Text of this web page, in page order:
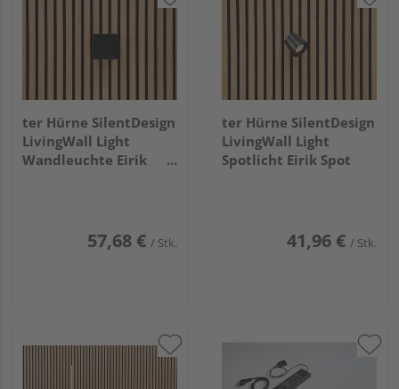
ter Hürne SilentDesign
LivingWall Light
Wandleuchte Eirik
57,68 € / Stk.
ter Hürne SilentDesign
LivingWall Light
Spotlicht Eirik Spot
41,96 € / Stk.